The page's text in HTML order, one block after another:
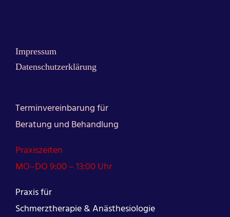
Impressum
Datenschutzerklärung
Terminvereinbarung für
Beratung und Behandlung
Praxiszeiten
MO–DO 9:00 – 13:00 Uhr
Praxis für
Schmerztherapie & Anästhesiologie